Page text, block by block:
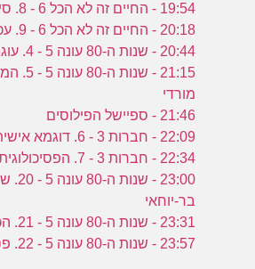
19:54 - החיים זה לא הכל 6 - 8. סיפור המתנה
20:18 - החיים זה לא הכל 6 - 9. עכשיו מבינים
20:44 - שנות ה-80 עונה 5 - 4. עוגמת נופש
21:15 -
מורדי
21:46 - ספיישל הפילוסים
22:09 - חברות 3 - 6. דוגמא אישית
22:34 - חברות 3 - 7. הפסיכולוגית
23:00 -
בר-יוחאי
23:31 - שנות ה-80 עונה 5 - 21. הכנסת הספר
23:57 - שנות ה-80 עונה 5 - 22. פספוסים